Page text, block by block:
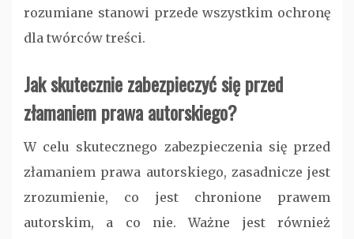
rozumiane stanowi przede wszystkim ochronę
dla twórców treści.
Jak skutecznie zabezpieczyć się przed
złamaniem prawa autorskiego?
W celu skutecznego zabezpieczenia się przed
złamaniem prawa autorskiego, zasadnicze jest
zrozumienie, co jest chronione prawem
autorskim, a co nie. Ważne jest również